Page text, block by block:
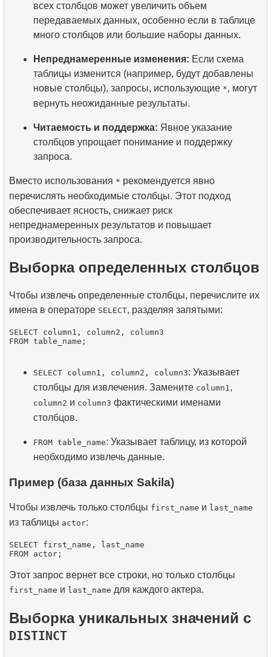
всех столбцов может увеличить объем
передаваемых данных, особенно если в таблице
много столбцов или большие наборы данных.
Непреднамеренные изменения: Если схема
таблицы изменится (например, будут добавлены
новые столбцы), запросы, использующие *, могут
вернуть неожиданные результаты.
Читаемость и поддержка: Явное указание
столбцов упрощает понимание и поддержку
запроса.
Вместо использования * рекомендуется явно
перечислять необходимые столбцы. Этот подход
обеспечивает ясность, снижает риск
непреднамеренных результатов и повышает
производительность запроса.
Выборка определенных столбцов
Чтобы извлечь определенные столбцы, перечислите их
имена в операторе SELECT, разделяя запятыми:
SELECT column1, column2, column3
SELECT column1, column2, column3: Указывает
столбцы для извлечения. Замените column1 ,
column2 и column3 фактическими именами
столбцов.
FROM table_name: Указывает таблицу, из которой
необходимо извлечь данные.
Пример (база данных Sakila)
Чтобы извлечь только столбцы first_name и last_name
из таблицы actor:
SELECT first_name, last_name
Этот запрос вернет все строки, но только столбцы
first_name и last_name для каждого актера.
Выборка уникальных значений с
DISTINCT